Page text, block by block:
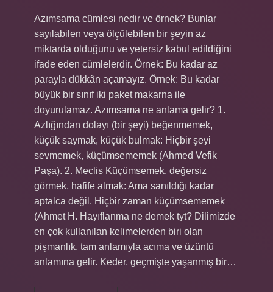
Azımsama cümlesi nedir ve örnek? Bunlar
sayılabilen veya ölçülebilen bir şeyin az
miktarda olduğunu ve yetersiz kabul edildiğini
ifade eden cümlelerdir. Örnek: Bu kadar az
parayla dükkân açamayız. Örnek: Bu kadar
büyük bir sınıf iki paket makarna ile
doyurulamaz. Azımsama ne anlama gelir? 1.
Azlığından dolayı (bir şeyi) beğenmemek,
küçük saymak, küçük bulmak: Hiçbir şeyi
sevmemek, küçümsememek (Ahmed Vefik
Paşa). 2. Meclis Küçümsemek, değersiz
görmek, hafife almak: Ama sanıldığı kadar
aptalca değil. Hiçbir zaman küçümsememek
(Ahmet H. Hayıflanma ne demek tyt? Dilimizde
en çok kullanılan kelimelerden biri olan
pişmanlık, tam anlamıyla acıma ve üzüntü
anlamına gelir. Keder, geçmişte yaşanmış bir…